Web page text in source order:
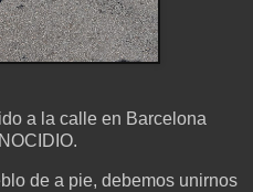
a la calle en Barcelona
de a pie, debemos unirnos